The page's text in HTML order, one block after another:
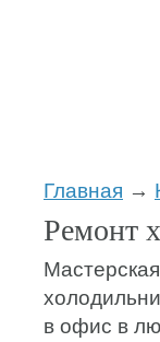
Главная →
Ремонт
в офис в